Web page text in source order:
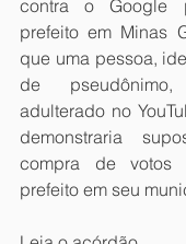
contra o Google
prefeito em Minas
que uma pessoa,
de
adulterado no
demonstraria
compra de votos
prefeito em seu